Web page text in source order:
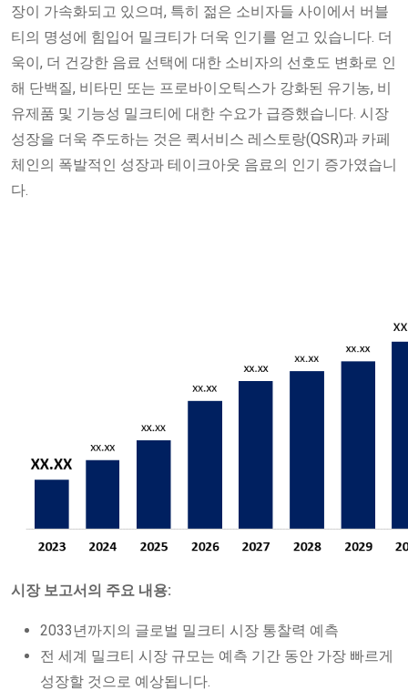
장이 가속화되고 있으며, 특히 젊은 소비자들 사이에서 버블
티의 명성에 힘입어 밀크티가 더욱 인기를 얻고 있습니다. 더
욱이, 더 건강한 음료 선택에 대한 소비자의 선호도 변화로 인
해 단백질, 비타민 또는 프로바이오틱스가 강화된 유기농, 비
유제품 및 기능성 밀크티에 대한 수요가 급증했습니다. 시장
성장을 더욱 주도하는 것은 퀵서비스 레스토랑(QSR)과 카페
체인의 폭발적인 성장과 테이크아웃 음료의 인기 증가였습니
다.
시장 보고서의 주요 내용:
2033년까지의 글로벌 밀크티 시장 통찰력 예측
전 세계 밀크티 시장 규모는 예측 기간 동안 가장 빠르게
성장할 것으로 예상됩니다.